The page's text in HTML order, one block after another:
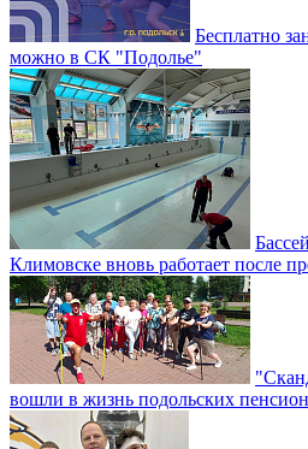
Бесплатно
можно в СК "Подолье"
Климовске вновь работает после
вошли в жизнь подольских